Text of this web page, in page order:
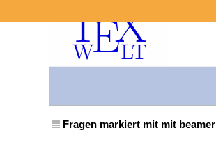
Fragen markiert mit mit beamer